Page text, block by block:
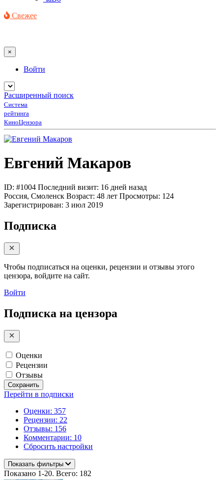
Свежее
×
Войти
Расширенный поиск
Система
рейтинга
КиноЦензора
Евгений Макаров
ID: #1004 Последний визит: 16 дней назад
Россия, Смоленск Возраст: 48 лет Просмотры: 124
Зарегистрирован: 3 июл 2019
Подписка
Чтобы подписаться на оценки, рецензии и отзывы этого
цензора, войдите на сайт.
Войти
Подписка на цензора
Оценки
Рецензии
Отзывы
Сохранить
Перейти в подписки
Оценки: 357
Рецензии: 22
Отзывы: 156
Комментарии: 10
Сбросить настройки
Показать фильтры
Показано 1-20. Всего: 182